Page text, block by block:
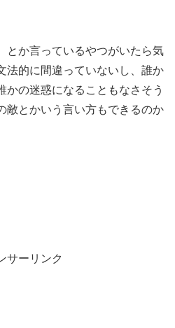
とか言っているやつがいたら気
法的に間違っていないし、誰か
かの迷惑になることもなさそう
敵とかいう言い方もできるのか
サーリンク